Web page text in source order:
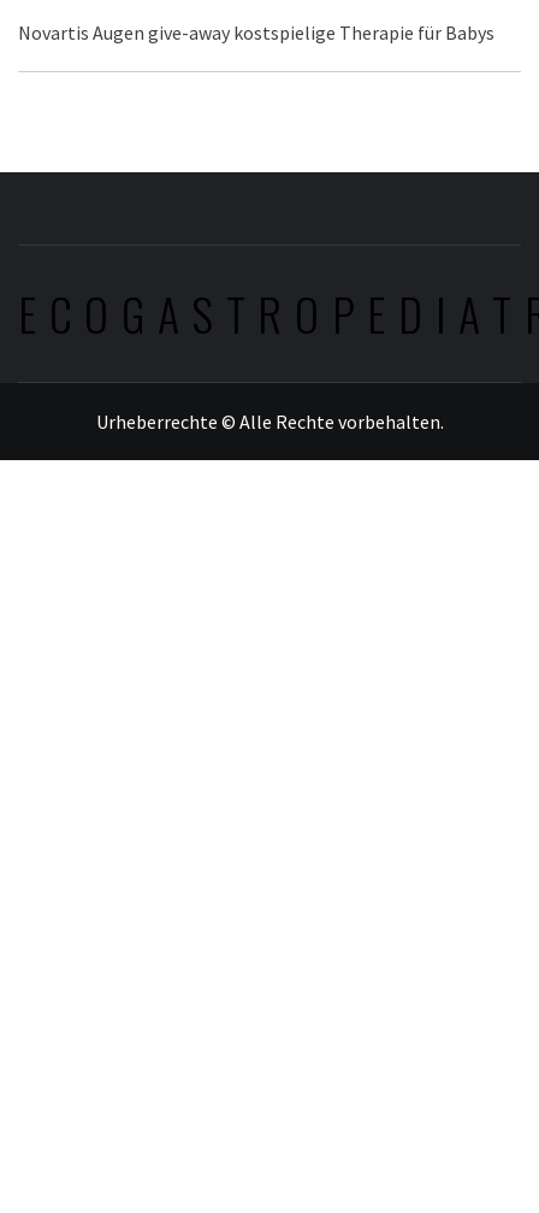
Novartis Augen give-away kostspielige Therapie für Babys
Urheberrechte © Alle Rechte vorbehalten.